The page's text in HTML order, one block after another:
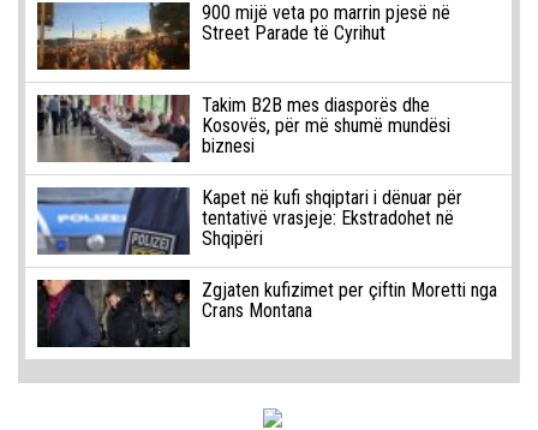
900 mijë veta po marrin pjesë në
Street Parade të Cyrihut
Takim B2B mes diasporës dhe
Kosovës, për më shumë mundësi
biznesi
Kapet në kufi shqiptari i dënuar për
tentativë vrasjeje: Ekstradohet në
Shqipëri
Zgjaten kufizimet per çiftin Moretti nga
Crans Montana